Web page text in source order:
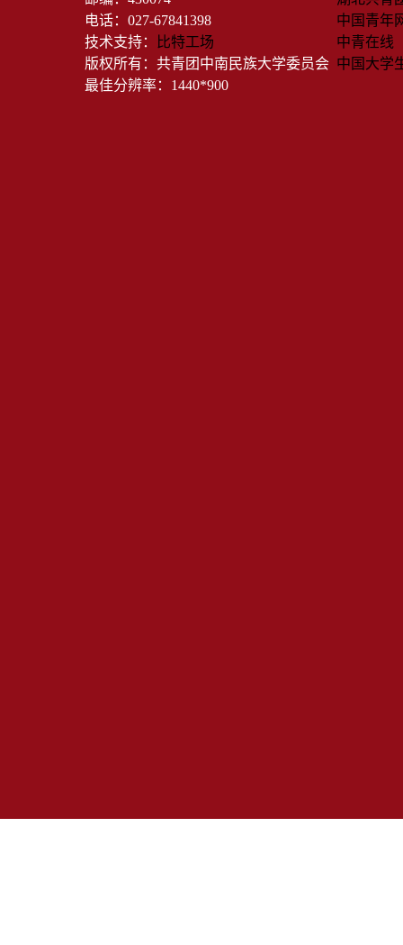
电话：027-67841398
技术支持：
比特工场
版权所有：共青团中南民族大学委员会
最佳分辨率：1440*900
中国青年
中青在线
中国大学